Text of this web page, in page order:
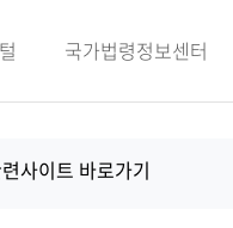
국가법령정보센터
사이트 바로가기